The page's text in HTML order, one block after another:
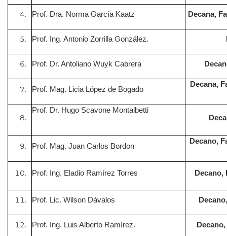
Prof. Dra. Norma García Kaatz Decana,
Prof. Ing. Antonio Zorrilla González.
Prof. Dr. Antoliano Wuyk Cabrera
Prof. Mag. Licia López de Bogado
Decana,
Prof. Dr. Hugo Scavone Montalbetti
Prof. Mag. Juan Carlos Bordon
Decano,
Prof. Ing. Eladio Ramírez Torres Decano,
Prof. Lic. Wilson Dávalos
Prof. Ing. Luis Alberto Ramírez.